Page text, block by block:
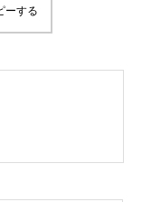
ーする